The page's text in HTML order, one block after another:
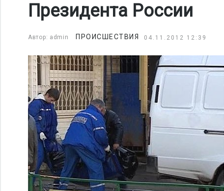
Президента России
Автор: admin ПРОИСШЕСТВИЯ 04.11.2012 12:39